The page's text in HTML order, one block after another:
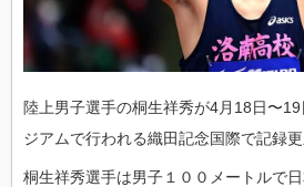
陸上男子選手の桐生祥秀が4月18日〜
ジアムで行われる織田記念国際で記録更
桐生祥秀選手は男子１００メートルで